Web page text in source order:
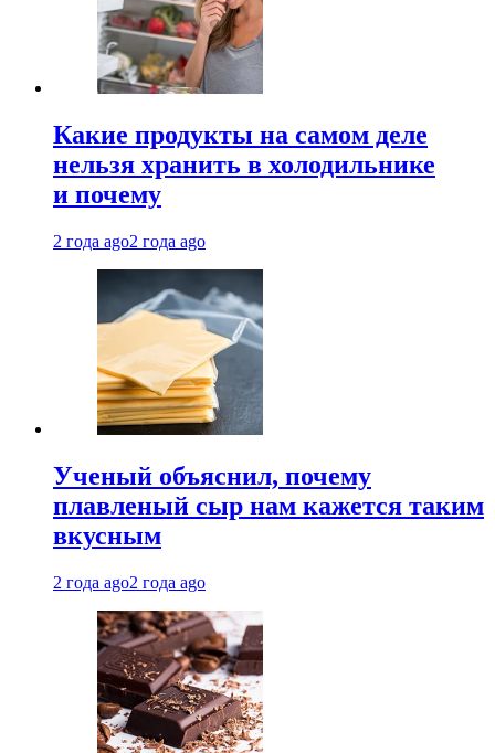
Какие продукты на самом деле
нельзя хранить в холодильнике
и почему
2 года ago2 года ago
Ученый объяснил, почему
плавленый сыр нам кажется таким
вкусным
2 года ago2 года ago